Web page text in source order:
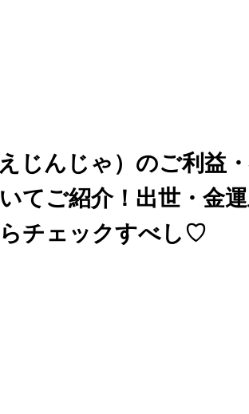
じんじゃ）のご利益
てご紹介！出世・金
チェックすべし♡